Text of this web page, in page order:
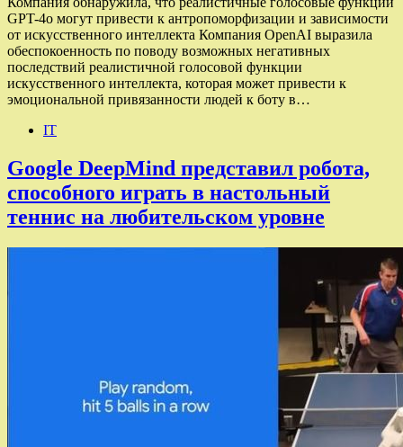
GPT-4o могут привести к антропоморфизации и зависимости
от искусственного интеллекта Компания OpenAI выразила
обеспокоенность по поводу возможных негативных
последствий реалистичной голосовой функции
искусственного интеллекта, которая может привести к
эмоциональной привязанности людей к боту в…
IT
Google DeepMind представил робота,
способного играть в настольный
теннис на любительском уровне